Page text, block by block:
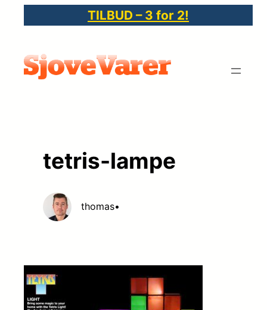
indhold
TILBUD – 3 for 2!
tetris-lampe
thomas•